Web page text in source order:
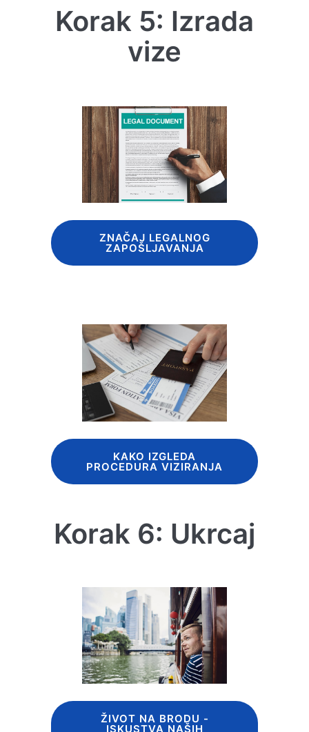
Korak 5: Izrada
vize
ZNAČAJ LEGALNOG
ZAPOŠLJAVANJA
KAKO IZGLEDA
PROCEDURA VIZIRANJA
Korak 6: Ukrcaj
ŽIVOT NA BRODU -
ISKUSTVA NAŠIH